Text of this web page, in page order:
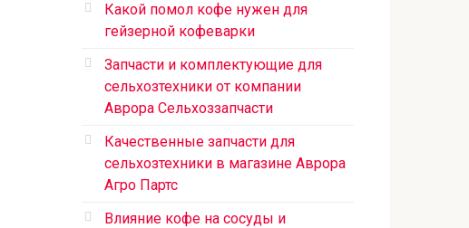
Какой помол кофе нужен для
гейзерной кофеварки
Запчасти и комплектующие для
сельхозтехники от компании
Аврора Сельхоззапчасти
Качественные запчасти для
сельхозтехники в магазине Аврора
Агро Партс
Влияние кофе на сосуды и